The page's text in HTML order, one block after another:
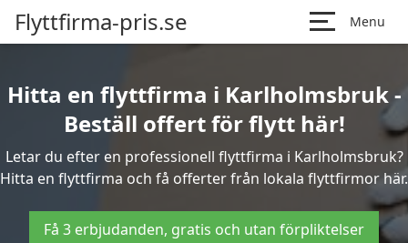
Flyttfirma-pris.se Menu
Hitta en flyttfirma i Karlholmsbruk -
Beställ offert för flytt här!
Letar du efter en professionell flyttfirma i Karlholmsbruk?
Hitta en flyttfirma och få offerter från lokala flyttfirmor här.
Få 3 erbjudanden, gratis och utan förpliktelser